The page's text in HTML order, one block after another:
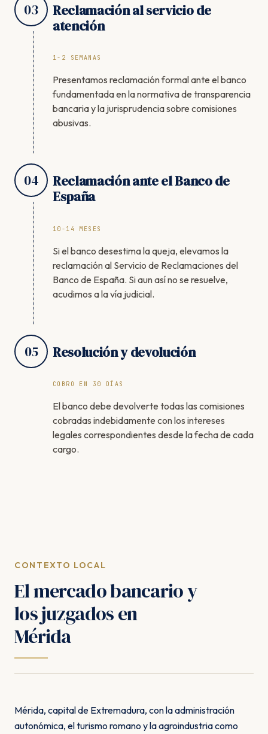
03
Reclamación al servicio de
atención
1-2 SEMANAS
Presentamos reclamación formal ante el banco
fundamentada en la normativa de transparencia
bancaria y la jurisprudencia sobre comisiones
abusivas.
04
Reclamación ante el Banco de
España
10-14 MESES
Si el banco desestima la queja, elevamos la
reclamación al Servicio de Reclamaciones del
Banco de España. Si aun así no se resuelve,
acudimos a la vía judicial.
05 Resolución y devolución
COBRO EN 30 DÍAS
El banco debe devolverte todas las comisiones
cobradas indebidamente con los intereses
legales correspondientes desde la fecha de cada
cargo.
CONTEXTO LOCAL
El mercado bancario y
los juzgados en
Mérida
Mérida, capital de Extremadura, con la administración
autonómica, el turismo romano y la agroindustria como